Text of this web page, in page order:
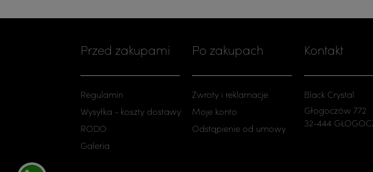
Przed zakupami
Regulamin
Wysyłka - koszty dostawy
RODO
Galeria
Po zakupach
Zwroty i reklamacje
Moje konto
Odstąpienie od umowy
Kontakt
Black Crystal
Głogoczów 772
32-444